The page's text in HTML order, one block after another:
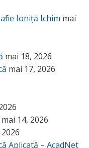
Ioniță Ichim mai
mai 18, 2026
mai 17, 2026
mai 14, 2026
Aplicată – AcadNet